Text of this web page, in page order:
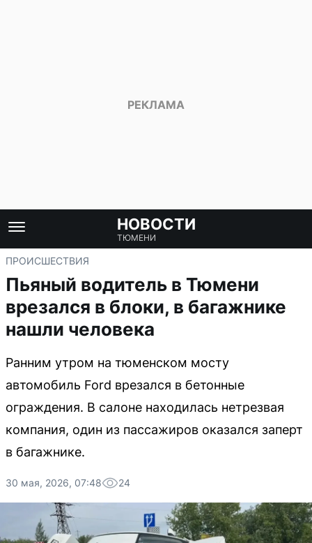
НОВОСТИ
ТЮМЕНИ
ПРОИСШЕСТВИЯ
Пьяный водитель в Тюмени
врезался в блоки, в багажнике
нашли человека
Ранним утром на тюменском мосту
автомобиль Ford врезался в бетонные
ограждения. В салоне находилась нетрезвая
компания, один из пассажиров оказался заперт
в багажнике.
30 мая, 2026, 07:48 24